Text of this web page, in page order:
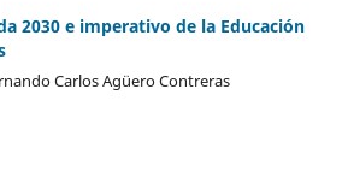
2030 e imperativo de la Educación
Carlos Agüero Contreras